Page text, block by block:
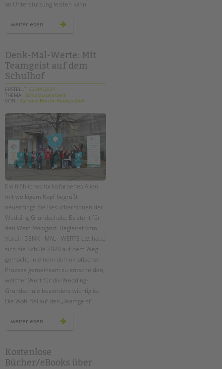
an Unterstützung leisten kann.
weiterlesen paritätisches
positionspapier:
in
der
pandemie
Denk-Mal-Werte: Mit
Teamgeist auf dem
Schulhof
ERSTELLT 22.04.2021
THEMA Schulsozialarbeit
VON
Barbara Brecht-Hadraschek
Ein fröhliches türkisfarbenes Alien
mit wolkigem Kopf begrüßt
neuerdings die Besucher*innen der
Wedding-Grundschule. Es steht für
den Wert Teamgeist. Begleitet vom
Verein DENK - MAL - WERTE e.V. hatte
sich die Schule 2020 auf dem Weg
gemacht, in einem demokratischen
Prozess gemeinsam zu entscheiden,
welcher Wert für die Wedding-
Grundschule besonders wichtig ist.
Die Wahl fiel auf den „Teamgeist“.
weiterlesen
auf
dem
schulhof
Kostenlose
Bücher/eBooks über